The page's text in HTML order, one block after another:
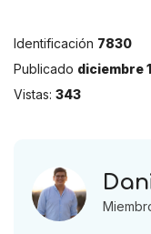
Identificación 7830
Publicado diciembre
Vistas: 343